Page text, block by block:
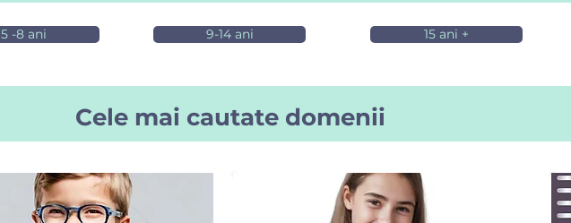
5 -8 ani 9-14 ani 15 ani +
Cele mai cautate domenii